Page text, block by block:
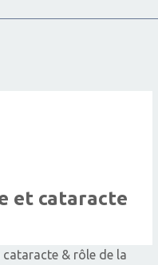
et cataracte
& rôle de la